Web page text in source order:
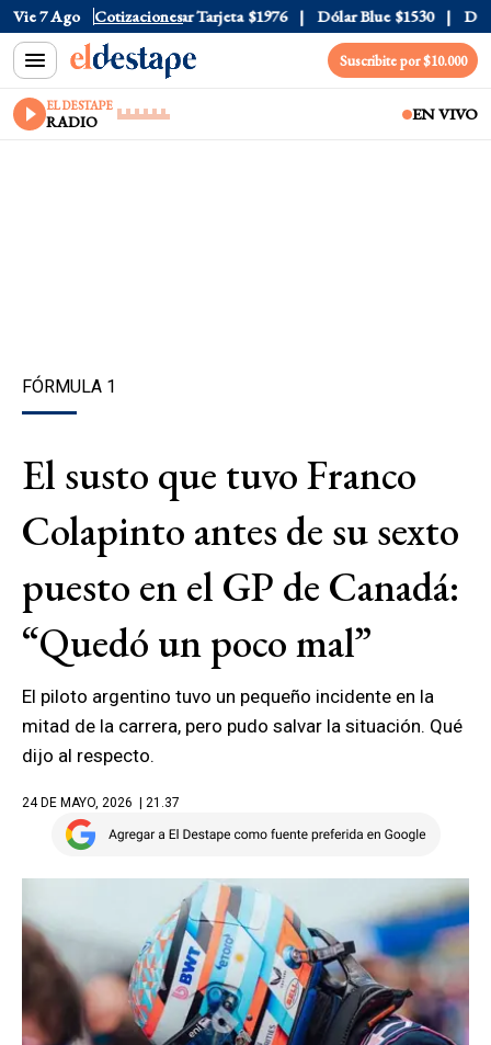
Vie 7 Ago Cotizaciones
Oficial $1520 Dólar Tarjeta $1976 Dólar Blue $1530 Dólar
Suscribite por $10.000
EL DESTAPE
RADIO EN VIVO
FÓRMULA 1
El susto que tuvo Franco
Colapinto antes de su sexto
puesto en el GP de Canadá:
“Quedó un poco mal”
El piloto argentino tuvo un pequeño incidente en la
mitad de la carrera, pero pudo salvar la situación. Qué
dijo al respecto.
24 DE MAYO, 2026 | 21.37